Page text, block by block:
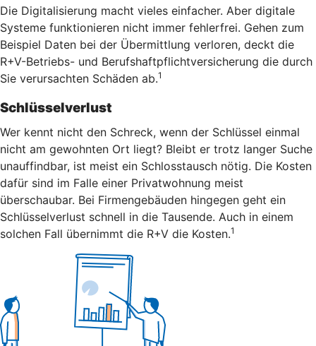
Die Digitalisierung macht vieles einfacher. Aber digitale
Systeme funktionieren nicht immer fehlerfrei. Gehen zum
Beispiel Daten bei der Übermittlung verloren, deckt die
R+V-Betriebs- und Berufshaftpflichtversicherung die durch
Sie verursachten Schäden ab.1
Schlüsselverlust
Wer kennt nicht den Schreck, wenn der Schlüssel einmal
nicht am gewohnten Ort liegt? Bleibt er trotz langer Suche
unauffindbar, ist meist ein Schlosstausch nötig. Die Kosten
dafür sind im Falle einer Privatwohnung meist
überschaubar. Bei Firmengebäuden hingegen geht ein
Schlüsselverlust schnell in die Tausende. Auch in einem
solchen Fall übernimmt die R+V die Kosten.1